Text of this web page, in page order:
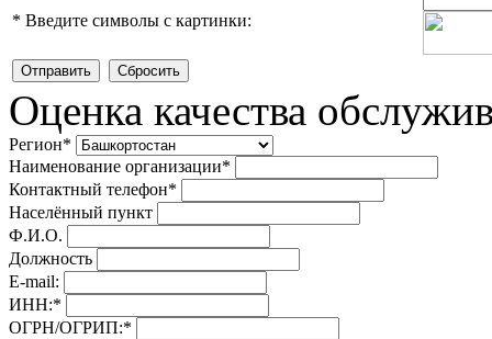
* Введите символы с картинки:
Оценка качества
Регион*
Наименование организации*
Контактный телефон*
Населённый пункт
Ф.И.О.
Должность
E-mail:
ИНН:*
ОГРН/ОГРИП:*